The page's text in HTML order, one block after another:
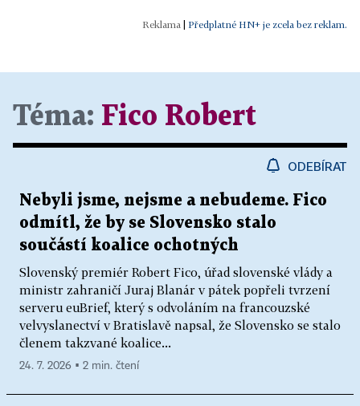
Předplatné HN+ je zcela bez reklam.
Téma: Fico Robert
ODEBÍRAT
Nebyli jsme, nejsme a nebudeme. Fico
odmítl, že by se Slovensko stalo
součástí koalice ochotných
Slovenský premiér Robert Fico, úřad slovenské vlády a
ministr zahraničí Juraj Blanár v pátek popřeli tvrzení
serveru euBrief, který s odvoláním na francouzské
velvyslanectví v Bratislavě napsal, že Slovensko se stalo
členem takzvané koalice...
24. 7. 2026 ▪ 2 min. čtení